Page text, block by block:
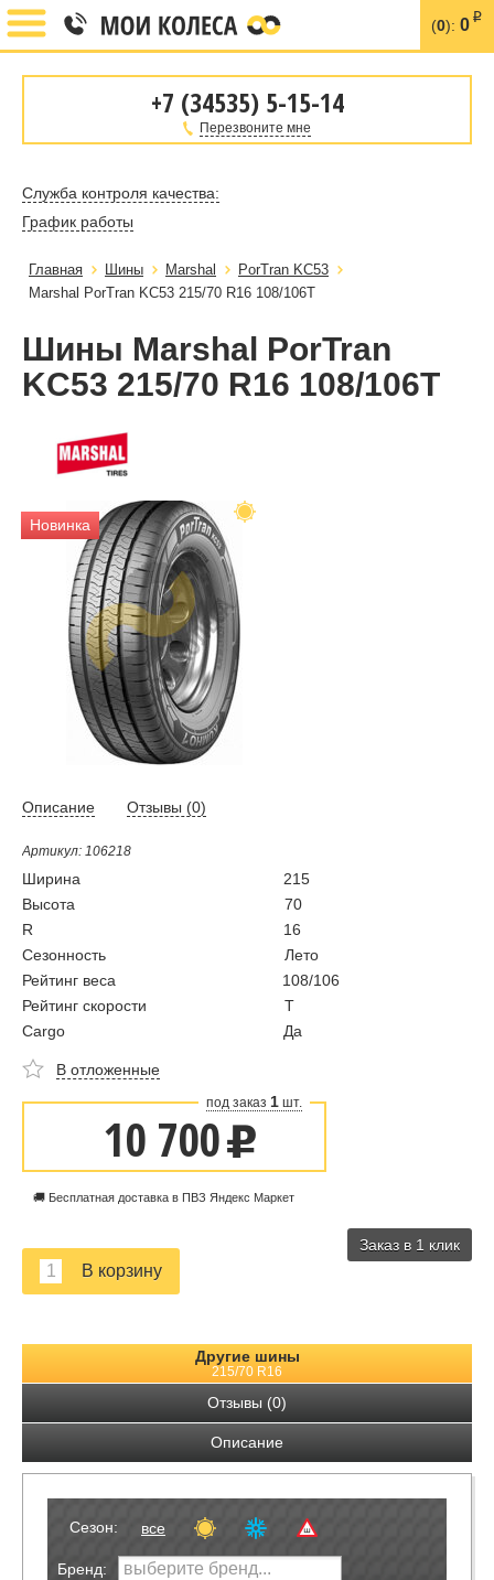
(0): 0 i
+7 (34535) 5-15-14
Перезвоните мне
Служба контроля качества:
График работы
Главная Шины Marshal
PorTran KC53
Marshal PorTran KC53 215/70 R16 108/106T
Шины Marshal PorTran
KC53 215/70 R16 108/106T
Новинка
Описание Отзывы (0)
Артикул: 106218
Ширина
215
Высота
70
R
16
Сезонность
Лето
Рейтинг веса
108/106
Рейтинг скорости
T
Cargo
Да
В отложенные
под заказ 1 шт.
10 700u
🚚 Бесплатная доставка в ПВЗ Яндекс Маркет
Заказ в 1 клик
Другие шины
215/70 R16
Отзывы (0)
Описание
Сезон: все
Бренд: